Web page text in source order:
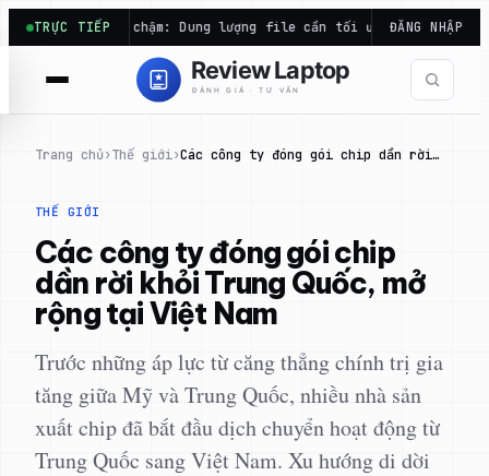
Chuyển
đến
phần
TRỰC TIẾP
chạy chậm: Dung lượng file cần tối ưu, chưa chắc thiếu…
ĐĂNG NHẬP
Trang chủ›Thế giới›Các công ty đóng gói chip dần rời…
THẾ GIỚI
Các công ty đóng gói chip
dần rời khỏi Trung Quốc, mở
rộng tại Việt Nam
Trước những áp lực từ căng thẳng chính trị gia
tăng giữa Mỹ và Trung Quốc, nhiều nhà sản
xuất chip đã bắt đầu dịch chuyển hoạt động từ
Trung Quốc sang Việt Nam. Xu hướng di dời